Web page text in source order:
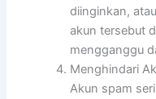
diinginkan,
akun tersebut
mengganggu
Menghindari
Akun spam